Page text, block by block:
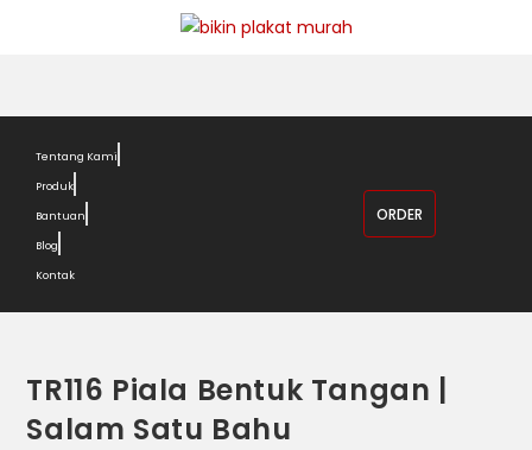
Tentang Kami
Produk
Bantuan
Blog
Kontak
ORDER
TR116 Piala Bentuk Tangan |
Salam Satu Bahu